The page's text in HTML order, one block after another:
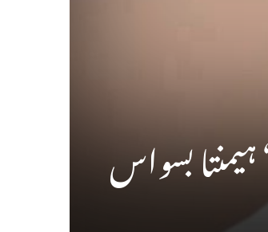
بسواس